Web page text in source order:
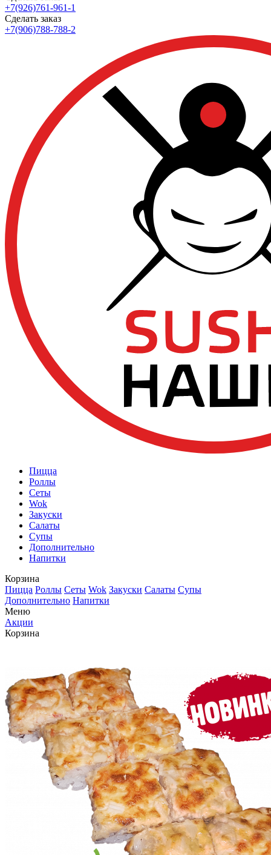
+7(926)761-961-1
Сделать заказ
+7(906)788-788-2
Пицца
Роллы
Сеты
Wok
Закуски
Салаты
Супы
Дополнительно
Напитки
Корзина
Пицца Роллы Сеты Wok Закуски Салаты Супы
Дополнительно Напитки
Меню
Акции
Корзина